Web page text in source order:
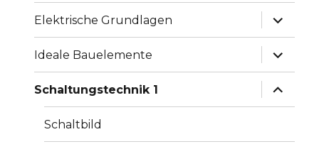
Elektrische Grundlagen
Ideale Bauelemente
Schaltungstechnik 1
Schaltbild